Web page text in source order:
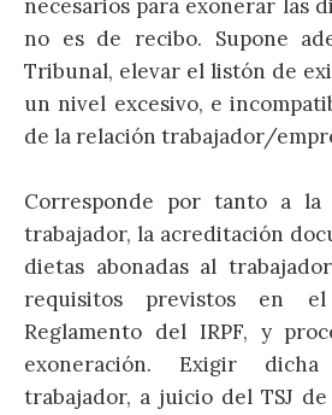
necesarios para exonerar las
no es de recibo. Supone
Tribunal, elevar el listón de
un nivel excesivo, e
de la relación trabajador/
Corresponde por tanto a la
trabajador, la acreditación
dietas abonadas al
requisitos previstos en
Reglamento del IRPF, y
exoneración. Exigir
trabajador, a juicio del TSJ